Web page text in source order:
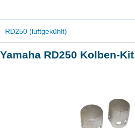
RD250 (luftgekühlt)
Yamaha RD250 Kolben-